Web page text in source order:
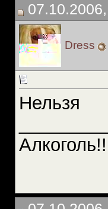
Dress
Нельзя